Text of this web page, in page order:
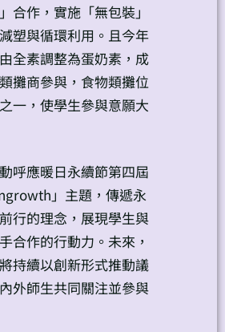
合作，實施「無包裝」
塑與循環利用。且今年
全素調整為蛋奶素，成
攤商參與，食物類攤位
一，使學生參與意願大
呼應暖日永續節第四屆
」主題，傳遞永
行的理念，展現學生與
合作的行動力。未來，
持續以創新形式推動議
外師生共同關注並參與